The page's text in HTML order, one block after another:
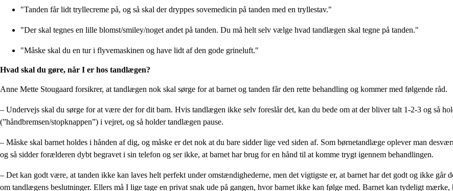
"Tanden får lidt tryllecreme på, og så skal der dryppes sovemedicin på tanden med en tryllestav."
"Der skal tegnes en lille blomst/smiley/noget andet på tanden. Du må helt selv vælge hvad tandlægen skal tegne på tanden."
"Måske skal du en tur i flyvemaskinen og have lidt af den gode grineluft."
Hvad skal du gøre, når I er hos tandlægen?
Anne Mette Stougaard forsikrer, at tandlægen nok skal sørge for at barnet og tanden får den rette behandling og kommer med følgende råd.
– Undervejs skal du sørge for at være der for dit barn. Hvis tandlægen ikke selv foreslår det, kan du bede om at der bliver talt 1-2-3 og så
(”håndbremsen/stopknappen”) i vejret, og så holder tandlægen pause.
– Måske skal barnet holdes i hånden af dig, og måske er det nok at du bare sidder lige ved siden af. Som børnetandlæge oplever man
og så sidder forælderen dybt begravet i sin telefon og ser ikke, at barnet har brug for en hånd til at komme trygt igennem behandlingen.
– Det kan godt være, at tanden ikke kan laves helt perfekt under omstændighederne, men det vigtigste er, at barnet har det godt og ikke
om tandlægens beslutninger. Ellers må I lige tage en privat snak ude på gangen, hvor barnet ikke kan følge med. Barnet kan tydeligt